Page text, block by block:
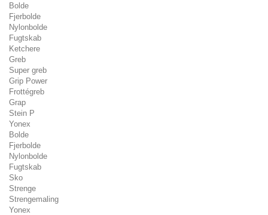
Bolde
Fjerbolde
Nylonbolde
Fugtskab
Ketchere
Greb
Super greb
Grip Power
Frottégreb
Grap
Stein P
Yonex
Bolde
Fjerbolde
Nylonbolde
Fugtskab
Sko
Strenge
Strengemaling
Yonex